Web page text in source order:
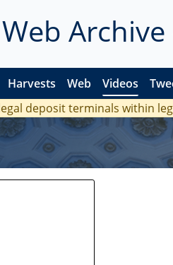
Harvests Web Videos
deposit terminals within